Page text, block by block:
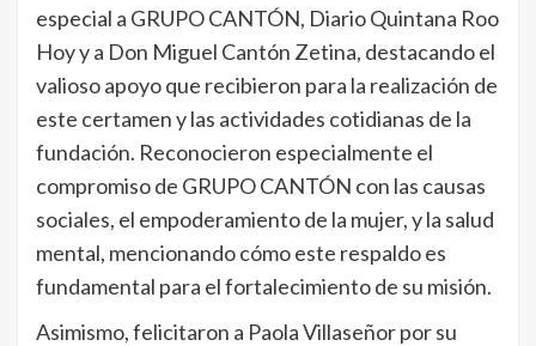
especial a GRUPO CANTÓN, Diario Quintana Roo
Hoy y a Don Miguel Cantón Zetina, destacando el
valioso apoyo que recibieron para la realización de
este certamen y las actividades cotidianas de la
fundación. Reconocieron especialmente el
compromiso de GRUPO CANTÓN con las causas
sociales, el empoderamiento de la mujer, y la salud
mental, mencionando cómo este respaldo es
fundamental para el fortalecimiento de su misión.
Asimismo, felicitaron a Paola Villaseñor por su